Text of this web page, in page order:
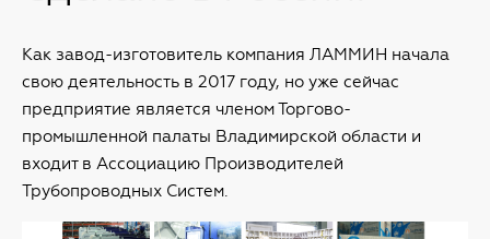
Как завод-изготовитель компания ЛАММИН начала
свою деятельность в 2017 году, но уже сейчас
предприятие является членом Торгово-
промышленной палаты Владимирской области и
входит в Ассоциацию Производителей
Трубопроводных Систем.